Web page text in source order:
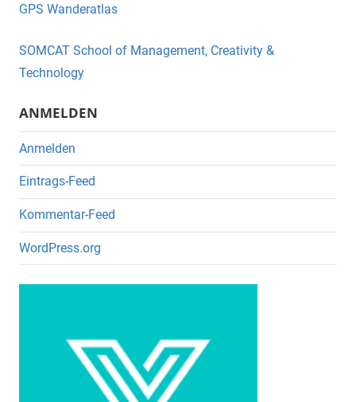
o
o
k
GPS Wanderatlas
SOMCAT School of Management, Creativity &
Technology
ANMELDEN
Anmelden
Eintrags-Feed
Kommentar-Feed
WordPress.org